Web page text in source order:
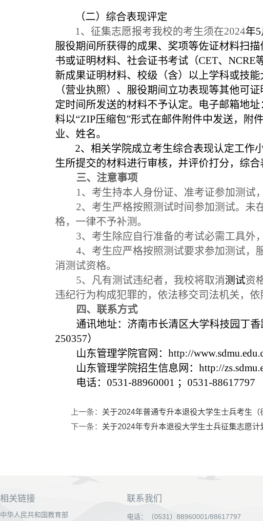
（二）综合表现评定
1、征集志愿报考我校的考生须在2024年5
服役期间所获得的成果、奖项等佐证材料扫
书或证明材料、社会证书考试（CET、NCRE
新成果证明材料、校级（含）以上学科或技
（营业执照）、服役期间立功表现等其他可
定时间所发送的材料不予认定。电子邮箱地址
料以“ZIP压缩包”形式在邮件附件中发送，附
业、姓名。
2、相关学院成立考生综合表现认定工作
生所提交的材料进行审核，并评价打分，综合
三、注意事项
1、考生持本人身份证、准考证参加测试
2、考生严格按照测试时间参加测试。未
格，一律不予补测。
3、考生除应自行准备的考试必需工具外
4、考生应严格按照测试要求参加测试，
消测试资格。
5、凡有测试违纪者，我校将取消测试资
违纪行为构成犯罪的，依法移交司法机关，依
四、联系方式
通讯地址：济南市长清区大学科技园丁
250357）
山东管理学院官网：http://
山东管理学院招生信息网：http://
电话：0531-88960001 ；0531-88617797
上一条： 关于2024年普通专升本退役大学生士兵考生
下一条： 关于2024年专升本退役大学生士兵征集志愿计
相关链接
中华人民共和国教育部
联系我们
电话：（0531）88960001/88617797